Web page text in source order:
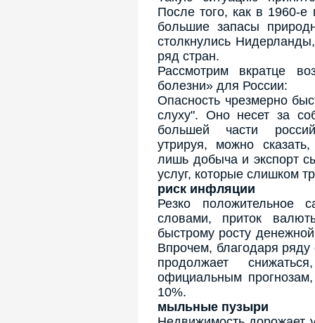
После того, как в 1960-
большие запасы
столкнулись
ряд стран.
Рассмотрим вкратце
болезни» для России:
Опасность чрезмерно
слуху". Оно несет за
большей части
утрируя, можно
лишь добыча и экспорт
услуг, которые слишком
риск инфляции
Резко положительное
словами, приток
быстрому росту
Впрочем, благодаря
продолжает
официальным
10%.
мыльные пузыри